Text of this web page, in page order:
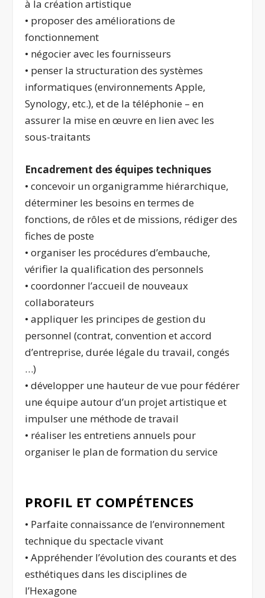
à la création artistique
• proposer des améliorations de
fonctionnement
• négocier avec les fournisseurs
• penser la structuration des systèmes
informatiques (environnements Apple,
Synology, etc.), et de la téléphonie – en
assurer la mise en œuvre en lien avec les
sous-traitants
Encadrement des équipes techniques
• concevoir un organigramme hiérarchique,
déterminer les besoins en termes de
fonctions, de rôles et de missions, rédiger des
fiches de poste
• organiser les procédures d’embauche,
vérifier la qualification des personnels
• coordonner l’accueil de nouveaux
collaborateurs
• appliquer les principes de gestion du
personnel (contrat, convention et accord
d’entreprise, durée légale du travail, congés
…)
• développer une hauteur de vue pour fédérer
une équipe autour d’un projet artistique et
impulser une méthode de travail
• réaliser les entretiens annuels pour
organiser le plan de formation du service
PROFIL ET COMPÉTENCES
• Parfaite connaissance de l’environnement
technique du spectacle vivant
• Appréhender l’évolution des courants et des
esthétiques dans les disciplines de
l’Hexagone